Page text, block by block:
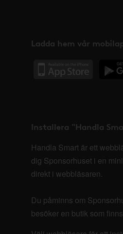
Ladda hem vår
Installera "Handla
Handla Smart är ett
dig Sponsorhuset i en
direkt i webbläsaren.
Du påminns om
besöker en butik som